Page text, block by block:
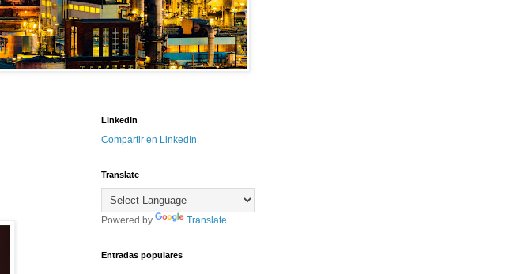
LinkedIn
Compartir en LinkedIn
Translate
Powered by Translate
Entradas populares